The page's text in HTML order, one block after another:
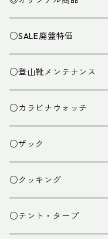
○SALE廃盤特価
○登山靴メンテナンス
○カラビナウォッチ
○ザック
ザック
スタッフバッグ
○クッキング
クッカー
○テント・タープ